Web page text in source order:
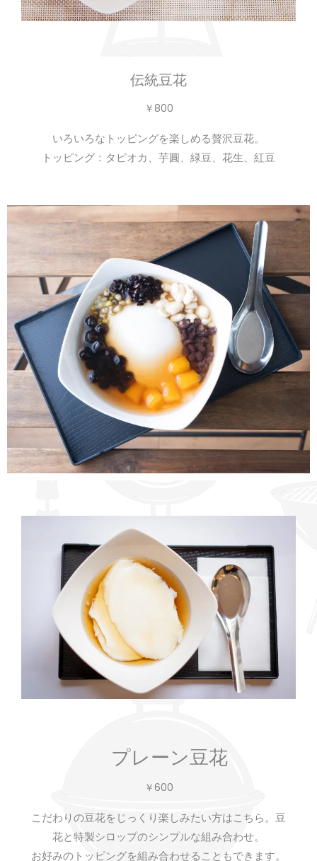
伝統豆花
￥800
いろいろなトッピングを楽しめる贅沢豆花。
トッピング：タピオカ、芋圓、緑豆、花生、紅豆
プレーン豆花
￥600
こだわりの豆花をじっくり楽しみたい方はこちら。豆
花と特製シロップのシンプルな組み合わせ。
お好みのトッピングを組み合わせることもできます。